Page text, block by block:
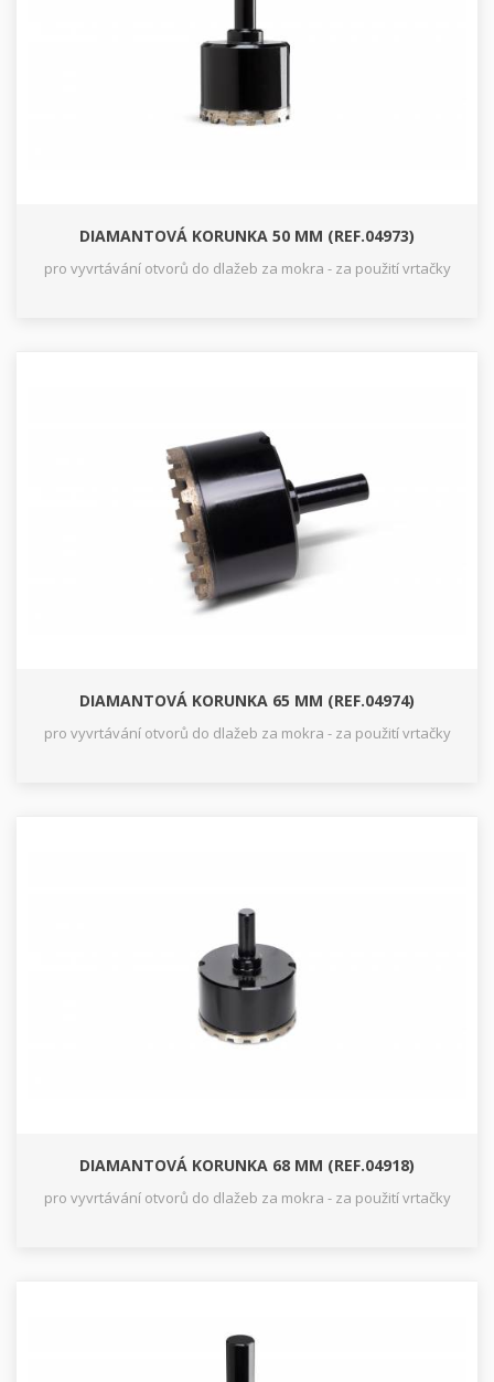
DIAMANTOVÁ KORUNKA 50 MM (REF.04973)
pro vyvrtávání otvorů do dlažeb za mokra - za použití vrtačky
DIAMANTOVÁ KORUNKA 65 MM (REF.04974)
pro vyvrtávání otvorů do dlažeb za mokra - za použití vrtačky
DIAMANTOVÁ KORUNKA 68 MM (REF.04918)
pro vyvrtávání otvorů do dlažeb za mokra - za použití vrtačky